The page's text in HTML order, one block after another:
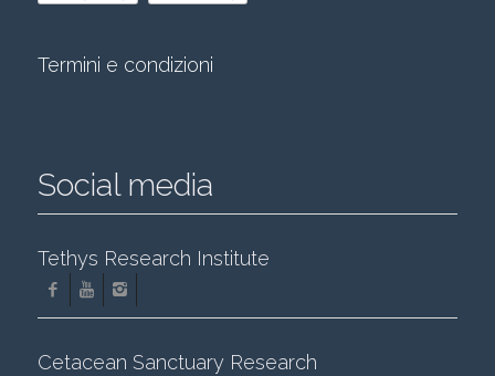
Termini e condizioni
Social media
Tethys Research Institute
Cetacean Sanctuary Research